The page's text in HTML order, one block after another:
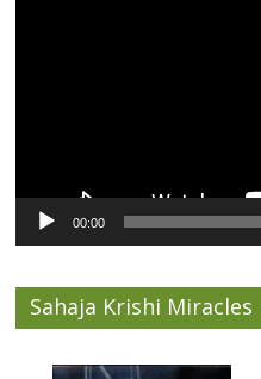
00:00
Sahaja Krishi Miracles